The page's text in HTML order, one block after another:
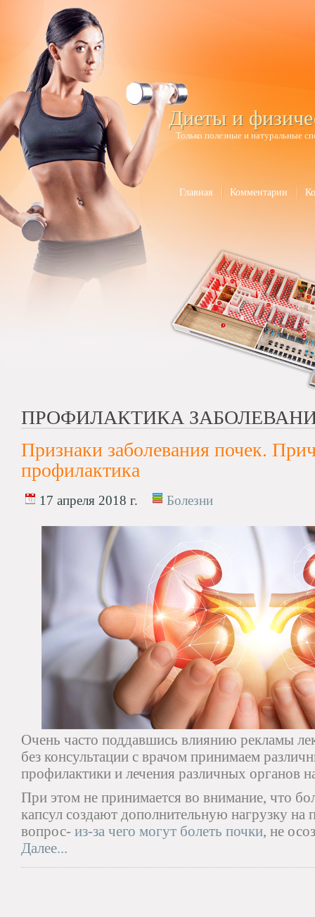
Диеты и
Только полезные и натуральные
Главная Комментарии
ПРОФИЛАКТИКА
Признаки заболевания почек.
профилактика
17 апреля 2018 г. Болезни
Очень часто поддавшись влиянию рекламы
без консультации с врачом принимаем
профилактики и лечения различных органов
При этом не принимается во внимание, что
капсул создают дополнительную нагрузку на
вопрос- из-за чего могут болеть почки, не
Далее...